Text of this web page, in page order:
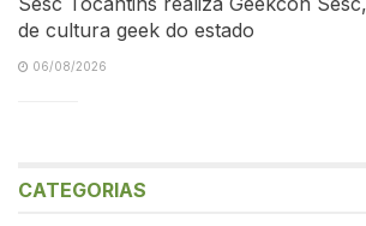
de cultura geek do estado
06/08/2026
CATEGORIAS